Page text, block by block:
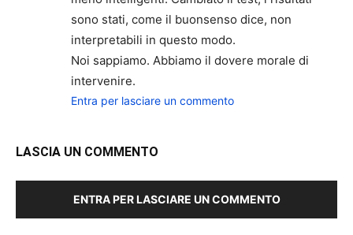
sono stati, come il buonsenso dice, non
interpretabili in questo modo.
Noi sappiamo. Abbiamo il dovere morale di
intervenire.
Entra per lasciare un commento
LASCIA UN COMMENTO
ENTRA PER LASCIARE UN COMMENTO